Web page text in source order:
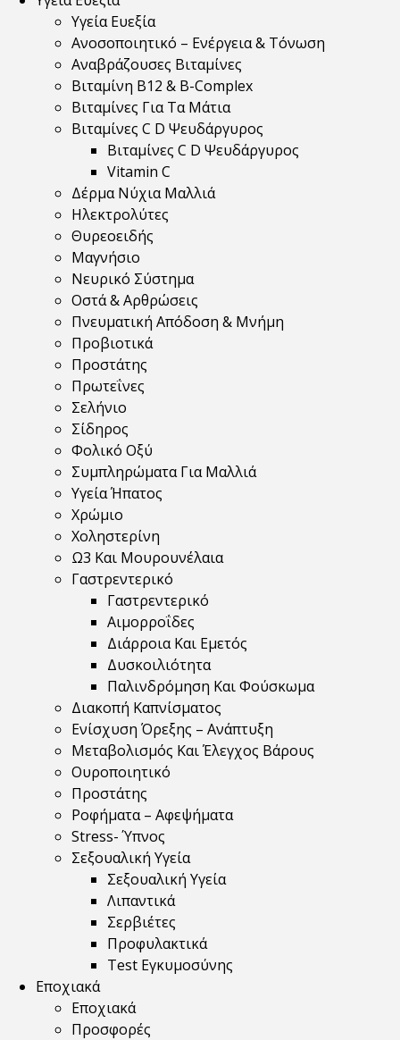
Υγεία Ευεξία
Ανοσοποιητικό – Ενέργεια & Τόνωση
Αναβράζουσες Βιταμίνες
Βιταμίνη B12 & Β-Complex
Βιταμίνες Για Τα Μάτια
Βιταμίνες C D Ψευδάργυρος
Βιταμίνες C D Ψευδάργυρος
Vitamin C
Δέρμα Νύχια Μαλλιά
Ηλεκτρολύτες
Θυρεοειδής
Μαγνήσιο
Νευρικό Σύστημα
Οστά & Αρθρώσεις
Πνευματική Απόδοση & Μνήμη
Προβιοτικά
Προστάτης
Πρωτεΐνες
Σελήνιο
Σίδηρος
Φολικό Οξύ
Συμπληρώματα Για Μαλλιά
Υγεία Ήπατος
Χρώμιο
Χοληστερίνη
Ω3 Και Μουρουνέλαια
Γαστρεντερικό
Γαστρεντερικό
Αιμορροΐδες
Διάρροια Και Εμετός
Δυσκοιλιότητα
Παλινδρόμηση Και Φούσκωμα
Διακοπή Καπνίσματος
Ενίσχυση Όρεξης – Ανάπτυξη
Μεταβολισμός Και Έλεγχος Βάρους
Ουροποιητικό
Προστάτης
Ροφήματα – Αφεψήματα
Stress- Ύπνος
Σεξουαλική Υγεία
Σεξουαλική Υγεία
Λιπαντικά
Σερβιέτες
Προφυλακτικά
Test Εγκυμοσύνης
Εποχιακά
Εποχιακά
Προσφορές